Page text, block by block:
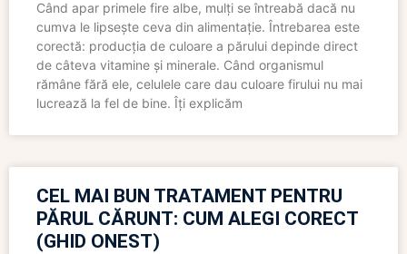
Când apar primele fire albe, mulți se întreabă dacă nu
cumva le lipsește ceva din alimentație. Întrebarea este
corectă: producția de culoare a părului depinde direct
de câteva vitamine și minerale. Când organismul
rămâne fără ele, celulele care dau culoare firului nu mai
lucrează la fel de bine. Îți explicăm
CEL MAI BUN TRATAMENT PENTRU
PĂRUL CĂRUNT: CUM ALEGI CORECT
(GHID ONEST)